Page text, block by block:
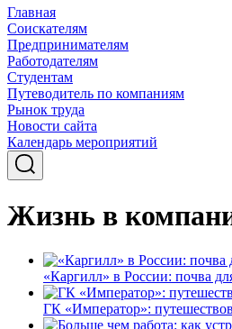
Главная
Соискателям
Предпринимателям
Работодателям
Студентам
Путеводитель по компаниям
Рынок труда
Новости сайта
Календарь мероприятий
Жизнь в
«Каргилл» в России: почва
ГК «Император»: